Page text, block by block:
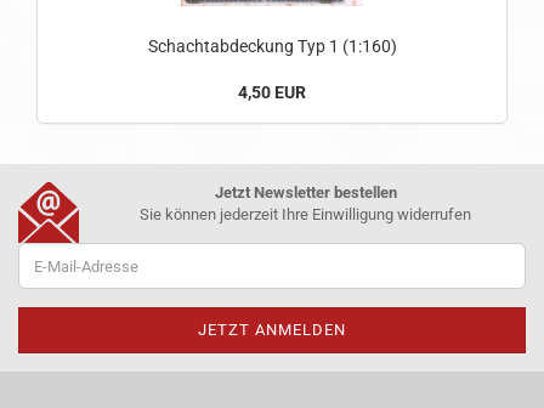
Schachtabdeckung Typ 1 (1:160)
4,50 EUR
Jetzt Newsletter bestellen
Sie können jederzeit Ihre Einwilligung widerrufen